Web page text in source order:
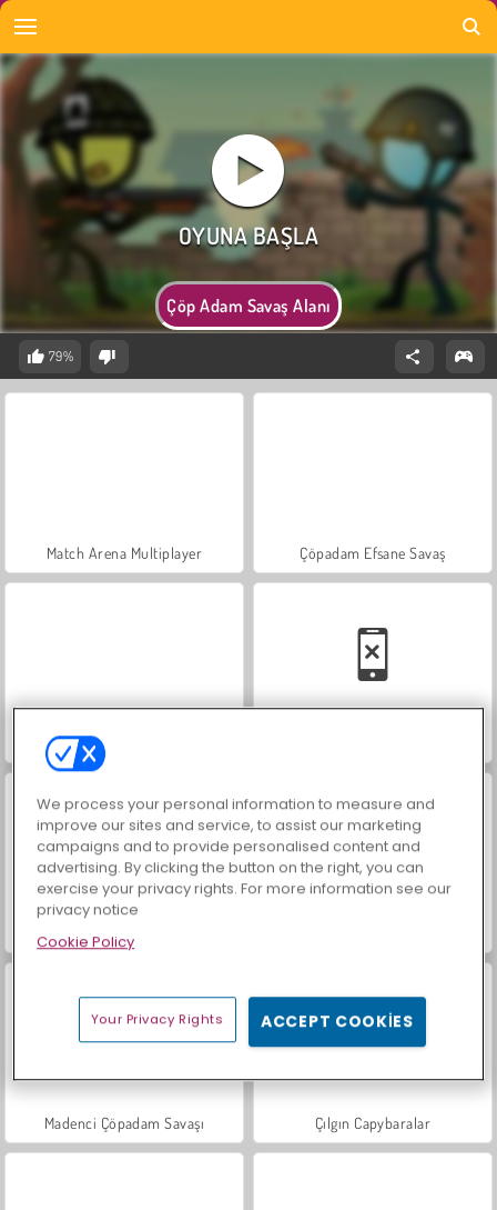
Çöp Adam Savaş Alanı
79%
Match Arena Multiplayer Çöpadam Efsane Savaş
Stick Clash Online
Stickman Fighter: Epic Battle
Madenci Çöpadam Savaşı Çılgın Capybaralar
We process your personal information to measure and
improve our sites and service, to assist our marketing
campaigns and to provide personalised content and
advertising. By clicking the button on the right, you can
exercise your privacy rights. For more information see our
privacy notice
Cookie Policy
Your Privacy Rights ACCEPT COOKIES